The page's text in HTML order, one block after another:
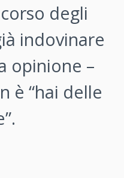
degli
indovinare
opinione –
è “hai delle